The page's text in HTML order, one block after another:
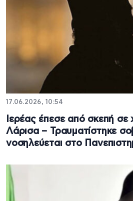
17.06.2026, 10:54
Ιερέας έπεσε από σκεπή
Λάρισα – Τραυματίστηκε
νοσηλεύεται στο